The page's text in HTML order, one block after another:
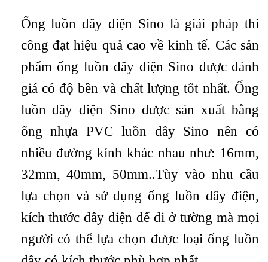
Ống luồn dây điện Sino là giải pháp thi
công đạt hiệu quả cao về kinh tế. Các sản
phẩm ống luồn dây điện Sino được đánh
giá có độ bền và chất lượng tốt nhất. Ống
luồn dây điện Sino được sản xuất bằng
ống nhựa PVC luồn dây Sino nên có
nhiều đường kính khác nhau như: 16mm,
32mm, 40mm, 50mm..Tùy vào nhu cầu
lựa chọn và sử dụng ống luồn dây điện,
kích thước dây điện để đi ở tường mà mọi
người có thể lựa chọn được loại ống luồn